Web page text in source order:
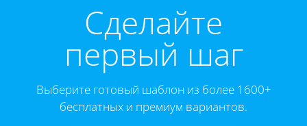
Cделайте
первый шаг
Выберите готовый шаблон из более 1600+
бесплатных и премиум вариантов.